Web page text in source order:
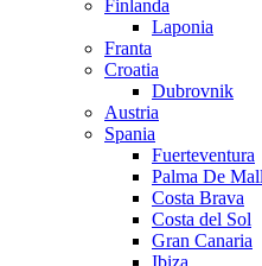
Finlanda
Laponia
Franta
Croatia
Dubrovnik
Austria
Spania
Fuerteventura
Palma De
Costa Brava
Costa del Sol
Gran Canaria
Ibiza